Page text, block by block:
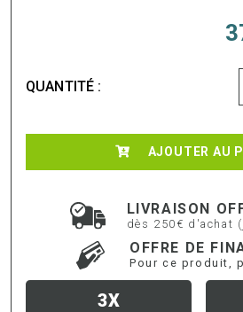
QUANTITÉ :
AJOUTER AU
LIVRAISON
dès 250€ d'achat
OFFRE DE
Pour ce produit,
3X